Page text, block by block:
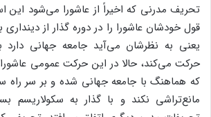
تحریف مدرنی که اخیراً از عاشورا می‌شود
قول خودشان عاشورا را در دوره گذار از دینداری
یعنی به نظرشان می‌آید جامعه جهانی
حرکت می‌کند، حالا در این حرکت عمومی عاشورا
که هماهنگ با جامعه جهانی شده و بر سر راه
مانع‌تراشی نکند و با گذار به سکولاریسم